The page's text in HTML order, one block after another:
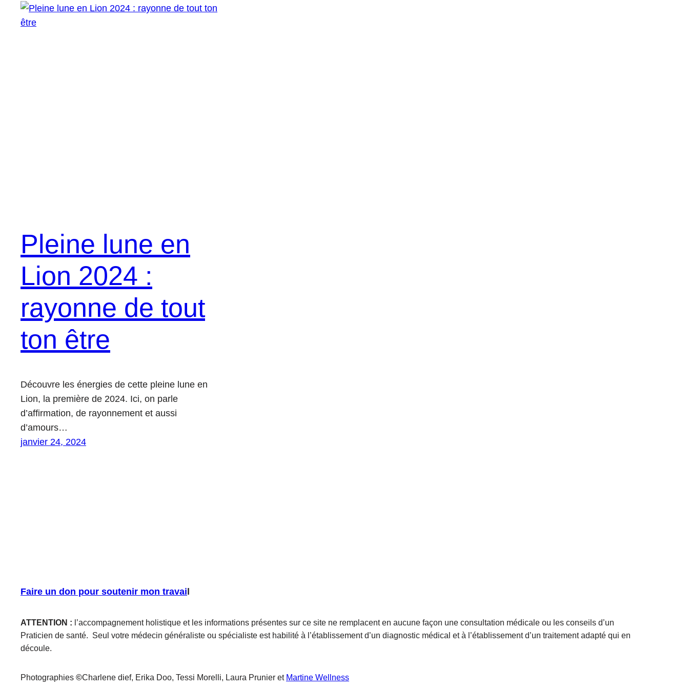
Pleine lune en
Lion 2024 :
rayonne de tout
ton être
Découvre les énergies de cette pleine lune en
Lion, la première de 2024. Ici, on parle
d’affirmation, de rayonnement et aussi
d’amours…
janvier 24, 2024
Faire un don pour soutenir mon travail
ATTENTION : l’accompagnement holistique et les informations présentes sur ce site ne remplacent en aucune façon une consultation médicale ou les conseils d’un
Praticien de santé. Seul votre médecin généraliste ou spécialiste est habilité à l’établissement d’un diagnostic médical et à l’établissement d’un traitement adapté qui en
découle.
Photographies ©Charlene dief, Erika Doo, Tessi Morelli, Laura Prunier et Martine Wellness